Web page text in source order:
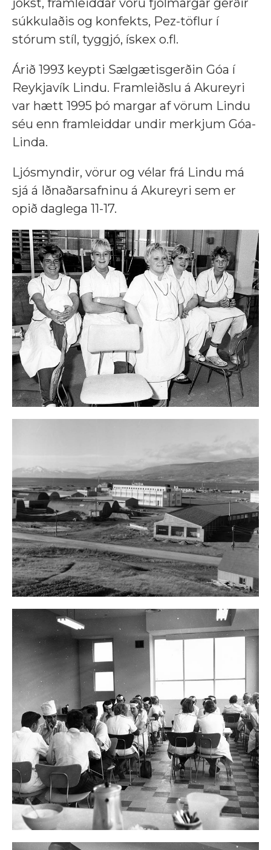
jókst, framleiddar voru fjölmargar gerðir
súkkulaðis og konfekts, Pez-töflur í
stórum stíl, tyggjó, ískex o.fl.
Árið 1993 keypti Sælgætisgerðin Góa í
Reykjavík Lindu. Framleiðslu á Akureyri
var hætt 1995 þó margar af vörum Lindu
séu enn framleiddar undir merkjum Góa-
Linda.
Ljósmyndir, vörur og vélar frá Lindu má
sjá á Iðnaðarsafninu á Akureyri sem er
opið daglega 11-17.